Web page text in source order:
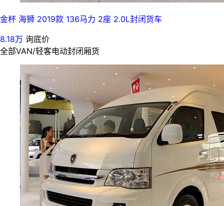
金杯 海狮 2019款 136马力 2座 2.0L封闭货车
8.18万 询底价
全部VAN/轻客电动封闭厢货